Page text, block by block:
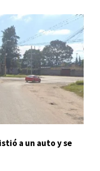
a un auto y se